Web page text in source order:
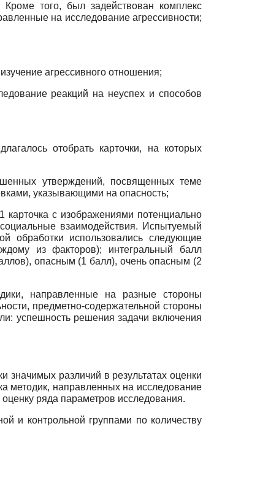
Кроме того, был задействован комплекс
на исследование агрессивности;
агрессивного отношения;
реакций на неуспех и способов
отобрать карточки, на которых
утверждений, посвященных теме
указывающими на опасность;
с изображениями потенциально
взаимодействия. Испытуемый
обработки использовались следующие
из факторов); интегральный балл
опасным (1 балл), очень опасным (2
направленные на разные стороны
предметно-содержательной стороны
успешность решения задачи включения
значимых различий в результатах оценки
методик, направленных на исследование
ряда параметров исследования.
и контрольной группами по количеству